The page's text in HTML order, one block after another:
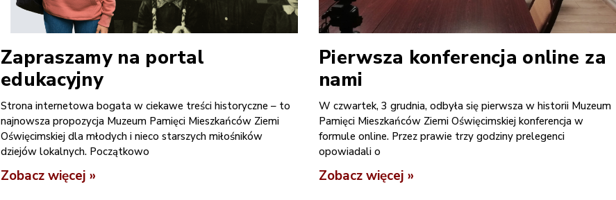
Zapraszamy na portal
edukacyjny
Strona internetowa bogata w ciekawe treści historyczne – to
najnowsza propozycja Muzeum Pamięci Mieszkańców Ziemi
Oświęcimskiej dla młodych i nieco starszych miłośników
dziejów lokalnych. Początkowo
Zobacz więcej »
Pierwsza konferencja online za
nami
W czwartek, 3 grudnia, odbyła się pierwsza w historii Muzeum
Pamięci Mieszkańców Ziemi Oświęcimskiej konferencja w
formule online. Przez prawie trzy godziny prelegenci
opowiadali o
Zobacz więcej »